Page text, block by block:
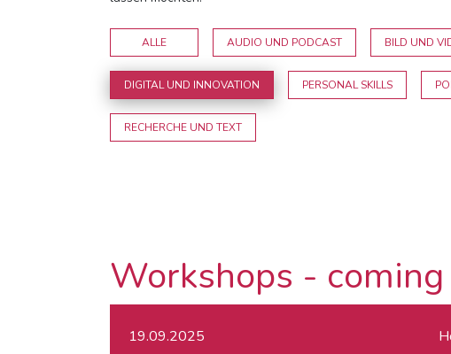
ALLE AUDIO UND PODCAST BILD UND
DIGITAL UND INNOVATION PERSONAL SKILLS
RECHERCHE UND TEXT
Workshops -
19.09.2025